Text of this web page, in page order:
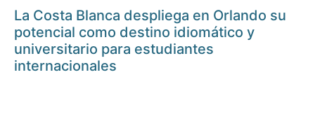
La Costa Blanca despliega en Orlando su
potencial como destino idiomático y
universitario para estudiantes
internacionales